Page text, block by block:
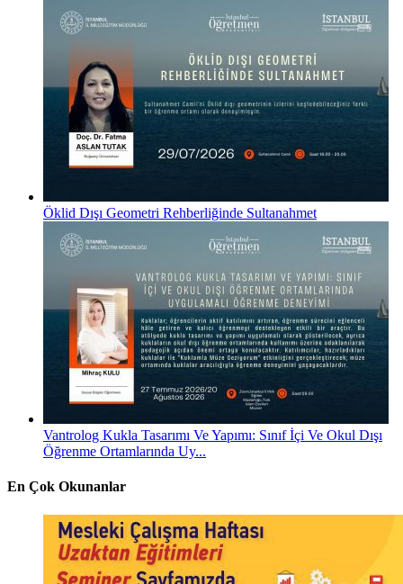
Öklid Dışı Geometri Rehberliğinde Sultanahmet
Vantrolog Kukla Tasarımı Ve Yapımı: Sınıf İçi Ve Okul Dışı
Öğrenme Ortamlarında Uy...
En Çok Okunanlar